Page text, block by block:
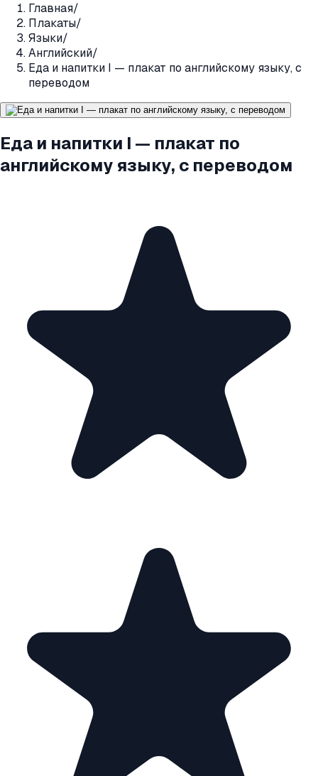
Главная/
Плакаты/
Языки/
Английский/
Еда и напитки I — плакат по английскому языку, с
переводом
Еда и напитки I — плакат по
английскому языку, с переводом